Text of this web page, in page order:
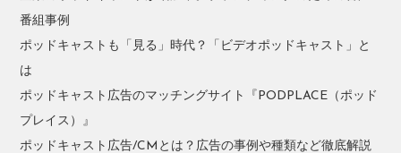
番組事例
ポッドキャストも「見る」時代？「ビデオポッドキャスト」と
は
ポッドキャスト広告のマッチングサイト『PODPLACE（ポッド
プレイス）』
ポッドキャスト広告/CMとは？広告の事例や種類など徹底解説